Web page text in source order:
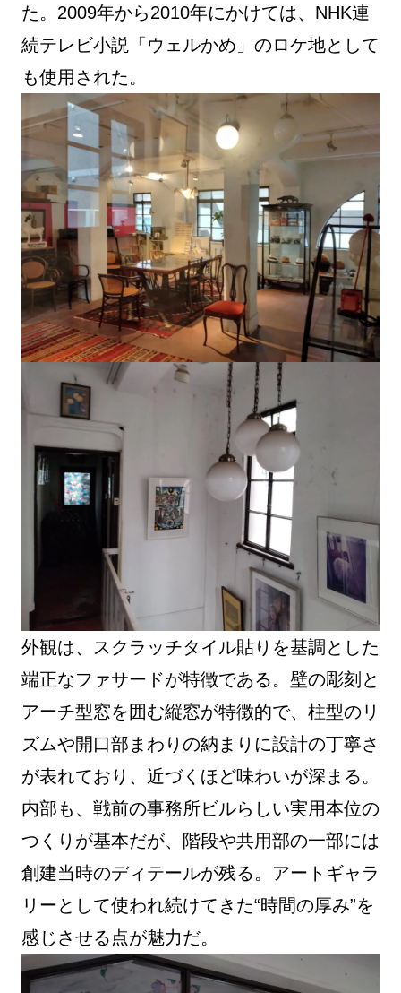
た。2009年から2010年にかけては、NHK連
続テレビ小説「ウェルかめ」のロケ地として
も使用された。
外観は、スクラッチタイル貼りを基調とした
端正なファサードが特徴である。壁の彫刻と
アーチ型窓を囲む縦窓が特徴的で、柱型のリ
ズムや開口部まわりの納まりに設計の丁寧さ
が表れており、近づくほど味わいが深まる。
内部も、戦前の事務所ビルらしい実用本位の
つくりが基本だが、階段や共用部の一部には
創建当時のディテールが残る。アートギャラ
リーとして使われ続けてきた“時間の厚み”を
感じさせる点が魅力だ。